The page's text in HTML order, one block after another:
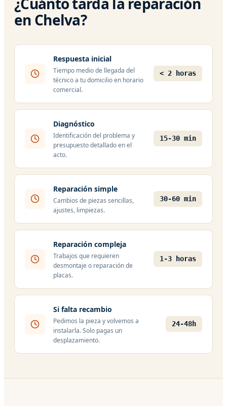
en Chelva?
Respuesta inicial
Tiempo medio de llegada del
técnico a tu domicilio en horario
comercial.
< 2 horas
Diagnóstico
Identificación del problema y
presupuesto detallado en el
acto.
15-30 min
Reparación simple
Cambios de piezas sencillas,
ajustes, limpiezas.
30-60 min
Reparación compleja
Trabajos que requieren
desmontaje o reparación de
placas.
1-3 horas
Si falta recambio
Pedimos la pieza y volvemos a
instalarla. Solo pagas un
desplazamiento.
24-48h